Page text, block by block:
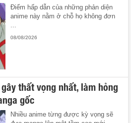
Điểm hấp dẫn của những phản diện
anime này nằm ở chỗ họ không đơn
08/08/2026
thất vọng nhất, làm hỏng
gốc
Nhiều anime từng được kỳ vọng sẽ